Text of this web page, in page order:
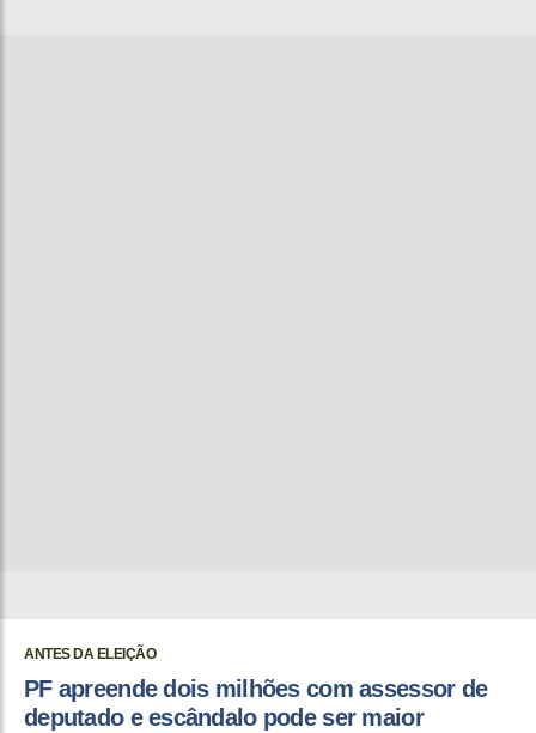
ANTES DA ELEIÇÃO
PF apreende dois milhões com assessor de
deputado e escândalo pode ser maior